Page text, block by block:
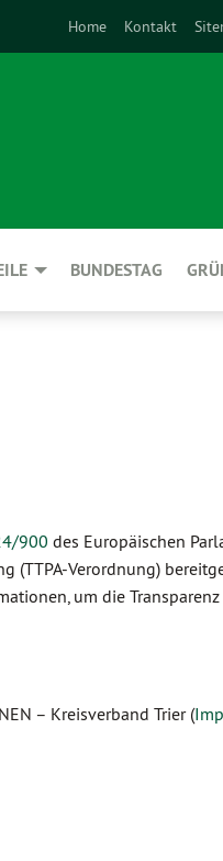
Home Kontakt
BUNDESTAG
900 des Europäischen
(TTPA-Verordnung)
um die
– Kreisverband Trier (